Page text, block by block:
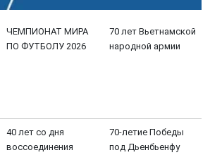
ЧЕМПИОНАТ МИРА
ПО ФУТБОЛУ 2026
70 лет Вьетнамской
народной армии
40 лет со дня
воссоединения
70-летие Победы
под Дьенбьенфу